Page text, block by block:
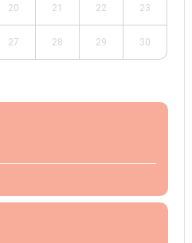
20 21 22 23
27 28 29 30